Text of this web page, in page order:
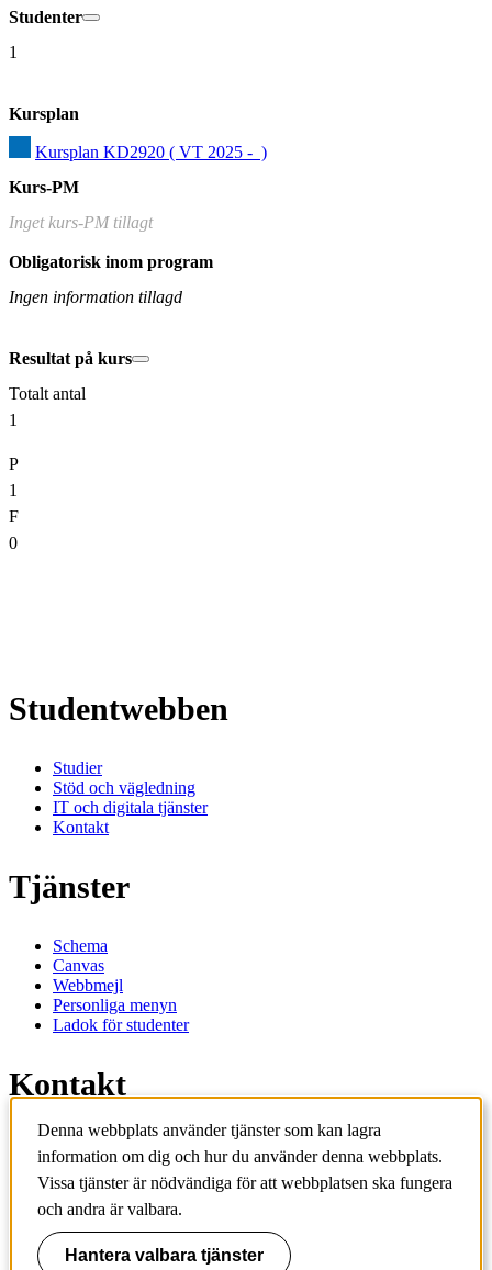
Studenter
1
Kursplan
Kursplan KD2920 ( VT 2025 -  )
Kurs-PM
Inget kurs-PM tillagt
Obligatorisk inom program
Ingen information tillagd
Resultat på kurs
Totalt antal
1
P
1
F
0
Studentwebben
Studier
Stöd och vägledning
IT och digitala tjänster
Kontakt
Tjänster
Schema
Canvas
Webbmejl
Personliga menyn
Ladok för studenter
Kontakt
Kontakta utbildningsprogram
Kontakta kurs
IT-support
KTH Entré
KTH
Denna webbplats använder tjänster som kan lagra
information om dig och hur du använder denna webbplats.
Vissa tjänster är nödvändiga för att webbplatsen ska fungera
och andra är valbara.
Hantera valbara tjänster